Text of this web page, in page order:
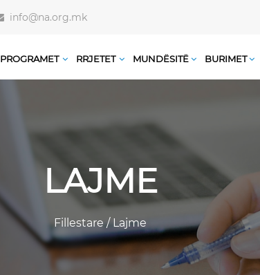
info@na.org.mk
PROGRAMET RRJETET MUNDËSITË BURIMET
LAJME
Fillestare/Lajme